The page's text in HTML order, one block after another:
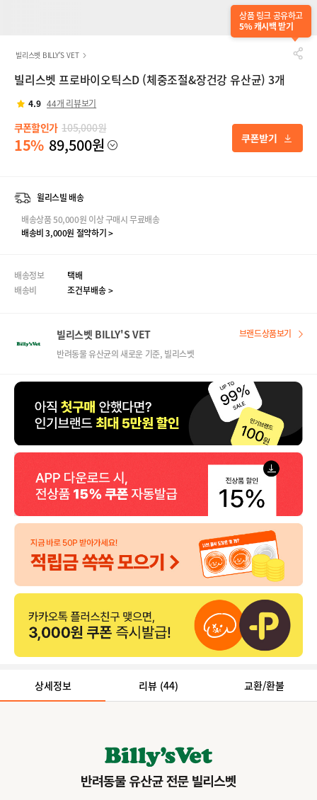
상품 링크 공유하고
5% 캐시백 받기
빌리스벳 BILLY'S VET
빌리스벳 프로바이오틱스D (체중조절&장건강 유산균) 3개
4.9 44개 리뷰보기
쿠폰할인가 105,000원
15% 89,500원
윌리스빌 배송
배송상품 50,000원 이상 구매시 무료배송
배송비 3,000원 절약하기 >
배송정보
택배
배송비
조건부배송 >
빌리스벳 BILLY'S VET
반려동물 유산균의 새로운 기준, 빌리스벳
브랜드상품보기
상세정보 리뷰 (44) 교환/환불